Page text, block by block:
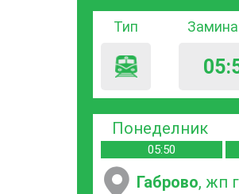
Тип
Понеделник
05:50
Габрово, жп